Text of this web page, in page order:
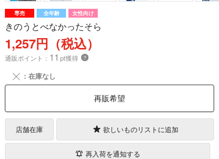
専売 全年齢 女性向け
きのうとべなかったそら
1,257円（税込）
通販ポイント： 11 pt獲得 ？
╳ ：在庫なし
再販希望
店舗在庫 欲しいものリストに追加
再入荷を通知する